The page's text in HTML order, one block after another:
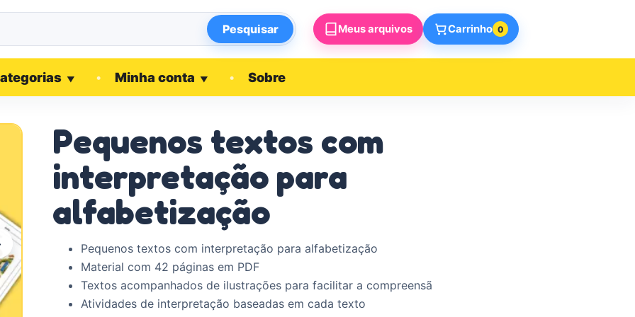
Pesquisar Meus arquivos Carrinho 0
▼ Minha conta ▼ Sobre
Pequenos textos com
interpretação para
alfabetização
Pequenos textos com interpretação para alfabetização
Material com 42 páginas em PDF
Textos acompanhados de ilustrações para facilitar a compreensã
Atividades de interpretação baseadas em cada texto